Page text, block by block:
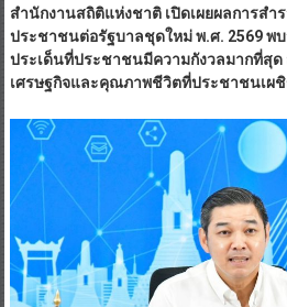
สำนักงานสถิติแห่งชาติ เปิดเผยผลการสำ
ประชาชนต่อรัฐบาลชุดใหม่ พ.ศ. 2569 พ
ประเด็นที่ประชาชนมีความกังวลมากที่สุ
เศรษฐกิจและคุณภาพชีวิตที่ประชาชนเผ